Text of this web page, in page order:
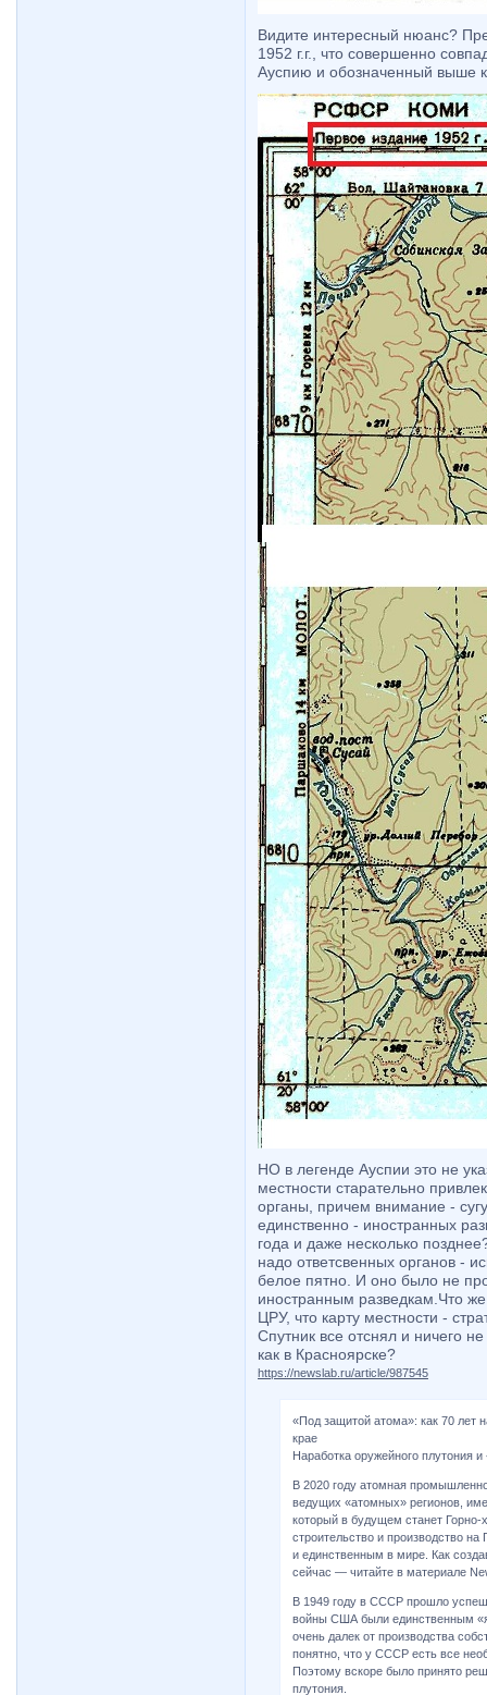
Видите интересный нюанс?
1952 г.г., что совершенно
Ауспию и обозначенный выше
НО в легенде Ауспии это не
местности старательно
органы, причем внимание -
единственно - иностранных
года и даже несколько
надо ответсвенных органов -
белое пятно. И оно было не
иностранным разведкам.Что
ЦРУ, что карту местности -
Спутник все отснял и ничего
как в Красноярске?
https://newslab.ru/article/987545
«Под защитой атома»: как 70 лет
крае
Наработка оружейного плутония
В 2020 году атомная
ведущих «атомных» регионов,
который в будущем станет
строительство и производство
и единственным в мире. Как
сейчас — читайте в материале
В 1949 году в СССР прошло
войны США были единственным
очень далек от производства
понятно, что у СССР есть все
Поэтому вскоре было принято
плутония.